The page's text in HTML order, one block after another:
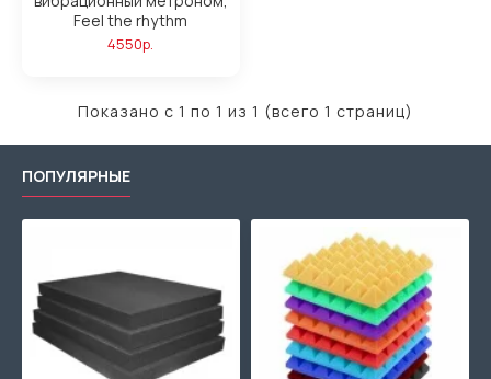
Feel the rhythm
4550р.
Показано с 1 по 1 из 1 (всего 1 страниц)
ПОПУЛЯРНЫЕ